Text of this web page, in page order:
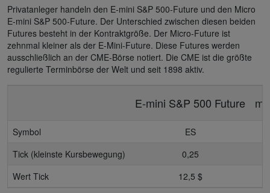
Privatanleger handeln den E-mini S&P 500-Future und den Micro
E-mini S&P 500-Future. Der Unterschied zwischen diesen beiden
Futures besteht in der Kontraktgröße. Der Micro-Future ist
zehnmal kleiner als der E-Mini-Future. Diese Futures werden
ausschließlich an der CME-Börse notiert. Die CME ist die größte
regulierte Terminbörse der Welt und seit 1898 aktiv.
E-mini S&P 500 Future
Symbol
ES
Tick (kleinste Kursbewegung)
0,25
Wert Tick
12,5 $